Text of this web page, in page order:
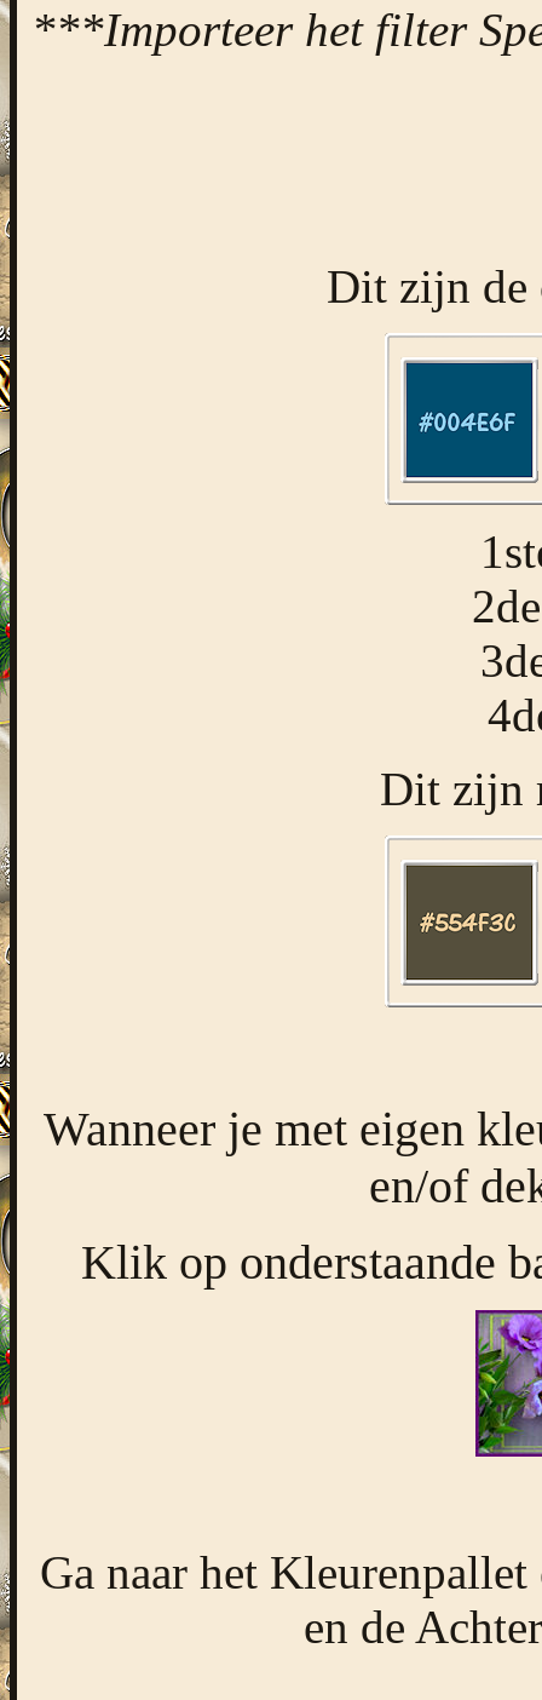
***Importeer het filter
Dit zijn de
Dit zijn
Wanneer je met eigen
en/of
Klik op onderstaande
Ga naar het
en de